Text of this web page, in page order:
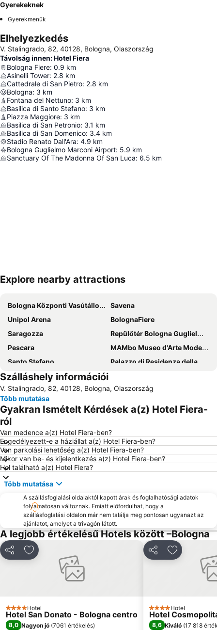
Gyerekeknek
Gyerekmenük
Elhelyezkedés
V. Stalingrado, 82, 40128, Bologna, Olaszország
Távolság innen: Hotel Fiera
Bologna Fiere: 0.9 km
Asinelli Tower: 2.8 km
Cattedrale di San Pietro: 2.8 km
Bologna: 3 km
Fontana del Nettuno: 3 km
Basilica di Santo Stefano: 3 km
Piazza Maggiore: 3 km
Basilica di San Petronio: 3.1 km
Basilica di San Domenico: 3.4 km
Stadio Renato Dall'Ara: 4.9 km
Bologna Guglielmo Marconi Airport: 5.9 km
Sanctuary Of The Madonna Of San Luca: 6.5 km
Nagy méretű térkép
Explore nearby attractions
Bologna Központi Vasútállomás
Savena
Unipol Arena
BolognaFiere
Saragozza
Repülőtér Bologna Guglielmo Marconi
Pescara
MAMbo Museo d'Arte Moderna di Bologna
Santo Stefano
Palazzo di Residenza della Cassa di Risparmio di Bologna
Szálláshely információi
V. Stalingrado, 82, 40128, Bologna, Olaszország
Több mutatása
Gyakran Ismételt Kérdések a(z) Hotel Fiera-
ról
Van medence a(z) Hotel Fiera-ben?
Engedélyezett-e a háziállat a(z) Hotel Fiera-ben?
Van parkolási lehetőség a(z) Hotel Fiera-ben?
Mikor van be- és kijelentkezés a(z) Hotel Fiera-ben?
Hol található a(z) Hotel Fiera?
Több mutatása
A szállásfoglalási oldalaktól kapott árak és foglalhatósági adatok
folyamatosan változnak. Emiatt előfordulhat, hogy a
szállásfoglalási oldalon már nem találja meg pontosan ugyanazt az
ajánlatot, amelyet a trivagón látott.
A legjobb értékelésű Hotels között –Bologna
MegosztásHozzáadás a kedvencekhez
4 Kategória
Hotel
Hotel San Donato - Bologna centro
8,0 Nagyon jó (7061 értékelés)
MegosztásHozzáadás
4 Kategória
Hotel
Hotel
8,6 Kiváló (17 818